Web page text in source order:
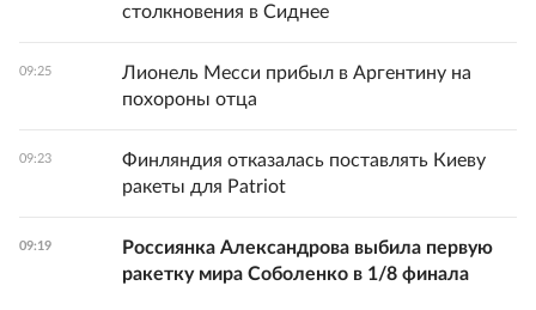
столкновения в Сиднее
09:25
Лионель Месси прибыл в Аргентину на
похороны отца
09:23
Финляндия отказалась поставлять Киеву
ракеты для Patriot
09:19
Россиянка Александрова выбила первую
ракетку мира Соболенко в 1/8 финала